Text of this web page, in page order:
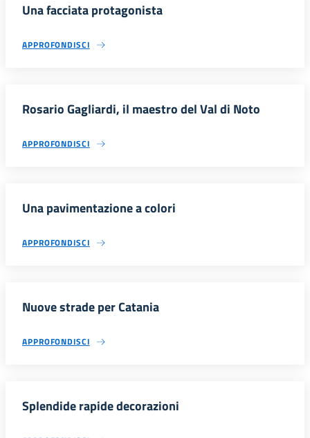
Una facciata protagonista
APPROFONDISCI
Rosario Gagliardi, il maestro del Val di Noto
APPROFONDISCI
Una pavimentazione a colori
APPROFONDISCI
Nuove strade per Catania
APPROFONDISCI
Splendide rapide decorazioni